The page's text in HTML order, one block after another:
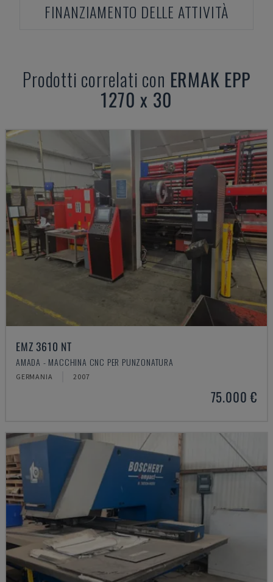
FINANZIAMENTO DELLE ATTIVITÀ
Prodotti correlati con ERMAK EPP
1270 x 30
EMZ 3610 NT
AMADA - MACCHINA CNC PER PUNZONATURA
GERMANIA 2007
75.000 €